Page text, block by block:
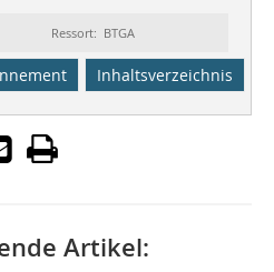
Ressort: BTGA
Inhaltsverzeichnis
Artikel: